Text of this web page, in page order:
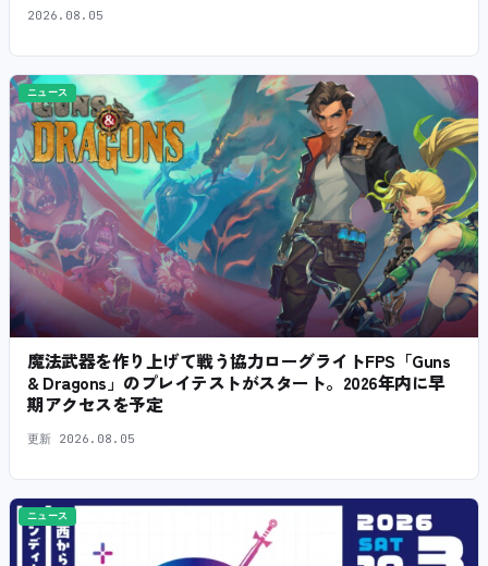
2026.08.05
ニュース
魔法武器を作り上げて戦う協力ローグライトFPS「Guns
& Dragons」のプレイテストがスタート。2026年内に早
期アクセスを予定
更新 2026.08.05
ニュース